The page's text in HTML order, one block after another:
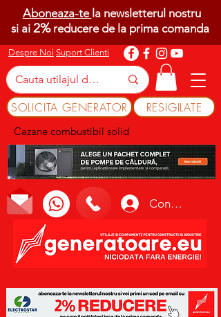
Despre Noi Suport Clienti
SOLICITA GENERATOR RESIGILATE
Cazane combustibil solid
Conectează-te
Aboneaza-te la newsletterul nostru
si ai 2%reducere de la prima comanda